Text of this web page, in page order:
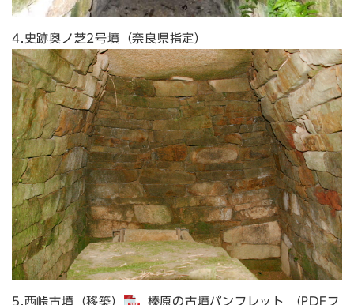
4.史跡奥ノ芝2号墳（奈良県指定）
5.西峠古墳（移築） 榛原の古墳パンフレット （PDFフ